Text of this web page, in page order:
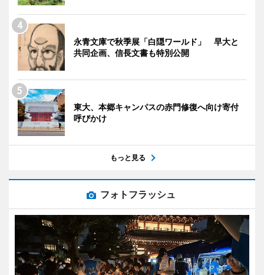
永青文庫で秋季展「白隠ワールド」 早大と
共同企画、信長文書も特別公開
東大、本郷キャンパスの赤門修復へ向け寄付
呼びかけ
もっと見る
フォトフラッシュ